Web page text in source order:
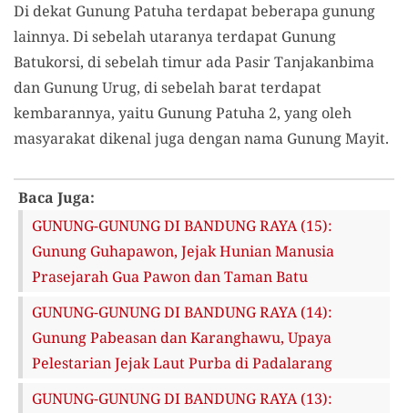
Di dekat Gunung Patuha terdapat beberapa gunung
lainnya. Di sebelah utaranya terdapat Gunung
Batukorsi, di sebelah timur ada Pasir Tanjakanbima
dan Gunung Urug, di sebelah barat terdapat
kembarannya, yaitu Gunung Patuha 2, yang oleh
masyarakat dikenal juga dengan nama Gunung Mayit.
Baca Juga:
GUNUNG-GUNUNG DI BANDUNG RAYA (15):
Gunung Guhapawon, Jejak Hunian Manusia
Prasejarah Gua Pawon dan Taman Batu
GUNUNG-GUNUNG DI BANDUNG RAYA (14):
Gunung Pabeasan dan Karanghawu, Upaya
Pelestarian Jejak Laut Purba di Padalarang
GUNUNG-GUNUNG DI BANDUNG RAYA (13):